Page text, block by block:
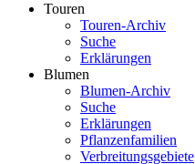
Touren
Touren-Archiv
Suche
Erklärungen
Blumen
Blumen-Archiv
Suche
Erklärungen
Pflanzenfamilien
Verbreitungsgebiete